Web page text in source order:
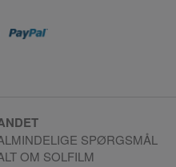
SPØRGSMÅL
OM SOLFILM